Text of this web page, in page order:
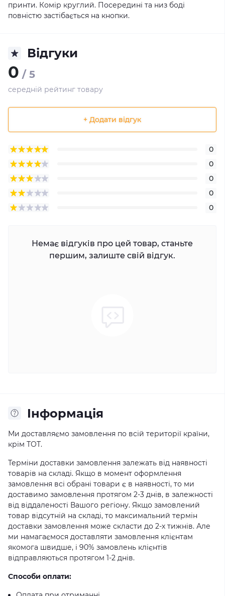
принти. Комір круглий. Посередині та низ боді
повністю застібається на кнопки.
Відгуки
0 / 5
середній рейтинг товару
+ Додати відгук
0
0
0
0
0
Немає відгуків про цей товар, станьте
першим, залиште свій відгук.
Iнформація
Ми доставляємо замовлення по всій території країни,
крім ТОТ.
Терміни доставки замовлення залежать від наявності
товарів на складі. Якщо в момент оформлення
замовлення всі обрані товари є в наявності, то ми
доставимо замовлення протягом 2-3 днів, в залежності
від віддаленості Вашого регіону. Якщо замовлений
товар відсутній на складі, то максимальний термін
доставки замовлення може скласти до 2-х тижнів. Але
ми намагаємося доставляти замовлення клієнтам
якомога швидше, і 90% замовлень клієнтів
відправляються протягом 1-2 днів.
Способи оплати: